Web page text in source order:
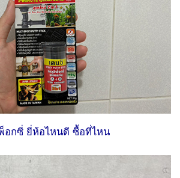
อกซี่ ยี่ห้อไหนดี ซื้อที่ไหน